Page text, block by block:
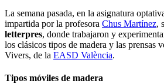
La semana pasada, en la asignatura
impartida por la profesora Chus Martínez,
letterpres, donde trabajaron y
los clásicos tipos de madera y las prensas
Vivers, de la EASD València.
Tipos móviles de madera